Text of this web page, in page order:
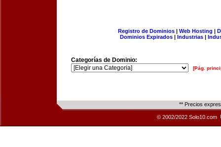
Registro de Dominios| Web Hosting |
Dominios Expirados | Industrias |
Categorías de Dominio:
[Pág.
** Precios
© 2002/2022 Solo10.com